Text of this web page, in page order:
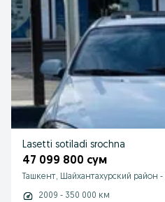
Lasetti sotiladi srochna
47 099 800 сум
Ташкент, Шайхантахурский район -
2009 - 350 000 км